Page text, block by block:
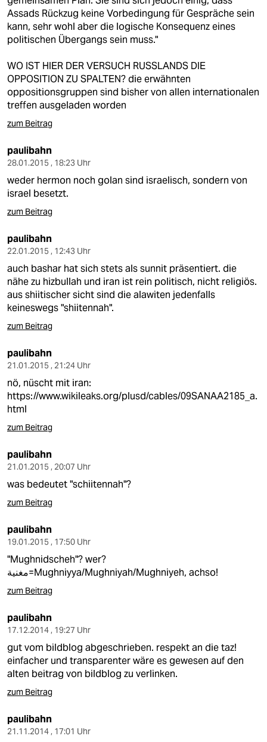
Assads Rückzug keine Vorbedingung für Gespräche sein
kann, sehr wohl aber die logische Konsequenz eines
politischen Übergangs sein muss."
WO IST HIER DER VERSUCH RUSSLANDS DIE
OPPOSITION ZU SPALTEN? die erwähnten
oppositionsgruppen sind bisher von allen internationalen
treffen ausgeladen worden
zum Beitrag
paulibahn
28.01.2015 , 18:23 Uhr
weder hermon noch golan sind israelisch, sondern von
israel besetzt.
zum Beitrag
paulibahn
22.01.2015 , 12:43 Uhr
auch bashar hat sich stets als sunnit präsentiert. die
nähe zu hizbullah und iran ist rein politisch, nicht religiös.
aus shiitischer sicht sind die alawiten jedenfalls
keineswegs "shiitennah".
zum Beitrag
paulibahn
21.01.2015 , 21:24 Uhr
nö, nüscht mit iran:
https://www.wikileaks.org/plusd/cables/09SANAA2185_a.
html
zum Beitrag
paulibahn
21.01.2015 , 20:07 Uhr
was bedeutet "schiitennah"?
zum Beitrag
paulibahn
19.01.2015 , 17:50 Uhr
"Mughnidscheh"? wer?
مغنية=Mughniyya/Mughniyah/Mughniyeh, achso!
zum Beitrag
paulibahn
17.12.2014 , 19:27 Uhr
gut vom bildblog abgeschrieben. respekt an die taz!
einfacher und transparenter wäre es gewesen auf den
alten beitrag von bildblog zu verlinken.
zum Beitrag
paulibahn
21.11.2014 , 17:01 Uhr